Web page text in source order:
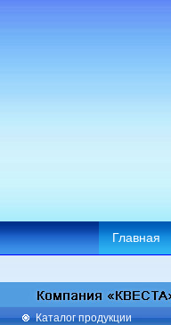
Главная
Каталог продукции